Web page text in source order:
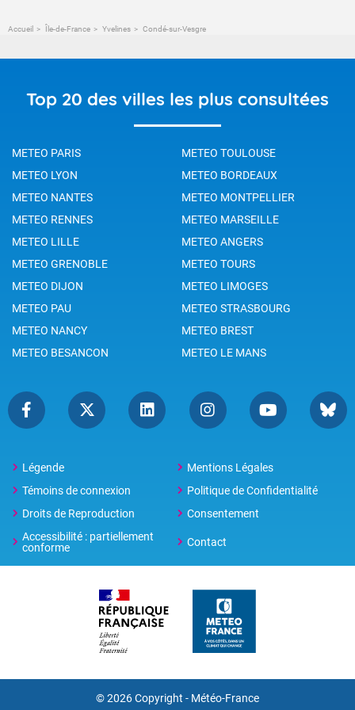
Accueil Île-de-France Yvelines Condé-sur-Vesgre
Top 20 des villes les plus consultées
METEO PARIS
METEO TOULOUSE
METEO LYON
METEO BORDEAUX
METEO NANTES
METEO MONTPELLIER
METEO RENNES
METEO MARSEILLE
METEO LILLE
METEO ANGERS
METEO GRENOBLE
METEO TOURS
METEO DIJON
METEO LIMOGES
METEO PAU
METEO STRASBOURG
METEO NANCY
METEO BREST
METEO BESANCON
METEO LE MANS
Légende
Mentions Légales
Témoins de connexion
Politique de Confidentialité
Droits de Reproduction
Consentement
Accessibilité : partiellement
conforme
Contact
© 2026 Copyright - Météo-France